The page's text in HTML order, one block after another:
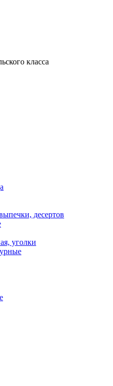
класса
десертов
уголки